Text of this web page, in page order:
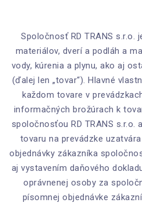
Spoločnosť RD TRANS s.r.o.
materiálov, dverí a podláh a
vody, kúrenia a plynu, ako aj
(ďalej len „tovar“). Hlavné
každom tovare v
informačných brožúrach k
spoločnosťou RD TRANS s.r.o.
tovaru na prevádzke
objednávky zákazníka
aj vystavením daňového
oprávnenej osoby za
písomnej objednávke